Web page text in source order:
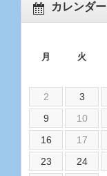
カレンダー
月 火
2
3
9
10
16
17
23
24